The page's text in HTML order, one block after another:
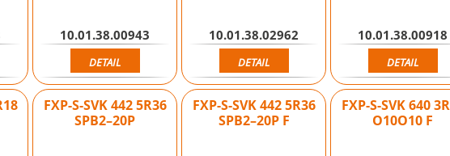
10.01.38.00943
DETAIL
10.01.38.02962
DETAIL
10.01.38.00918
DETAIL
FXP-S-SVK 442 5R36
SPB2–20P
FXP-S-SVK 442 5R36
SPB2–20P F
FXP-S-SVK 640
O10O10 F